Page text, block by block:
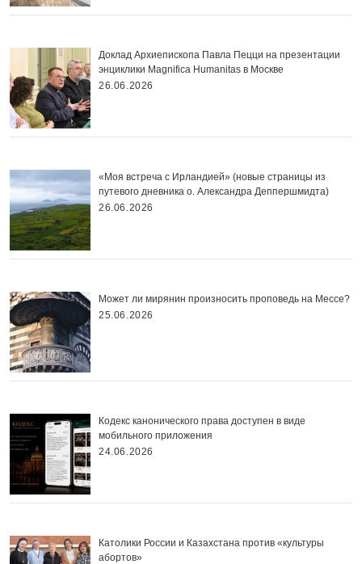
Доклад Архиепископа Павла Пецци на презентации
энциклики Magnifica Нumanitas в Москве
26.06.2026
«Моя встреча с Ирландией» (новые страницы из
путевого дневника о. Александра Деппершмидта)
26.06.2026
Может ли мирянин произносить проповедь на Мессе?
25.06.2026
Кодекс канонического права доступен в виде
мобильного приложения
24.06.2026
Католики России и Казахстана против «культуры
абортов»